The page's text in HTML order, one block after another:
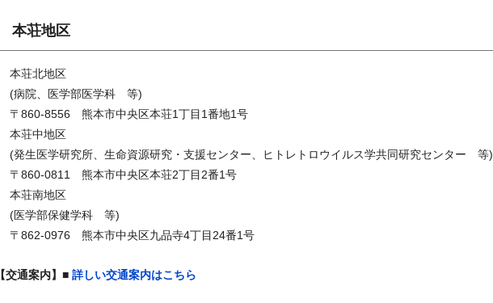
本荘地区
本荘北地区
(病院、医学部医学科 等)
〒860-8556 熊本市中央区本荘1丁目1番地1号
本荘中地区
(発生医学研究所、生命資源研究・支援センター、ヒトレトロウイルス学共同研究センター 等)
〒860-0811 熊本市中央区本荘2丁目2番1号
本荘南地区
(医学部保健学科 等)
〒862-0976 熊本市中央区九品寺4丁目24番1号
【交通案内】■詳しい交通案内はこちら